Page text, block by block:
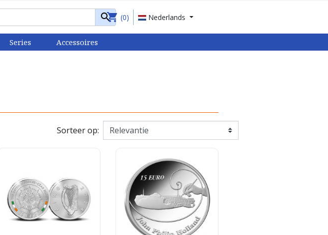
shopping_cart (0) Nederlands
Series Accessoires
Sorteer op: